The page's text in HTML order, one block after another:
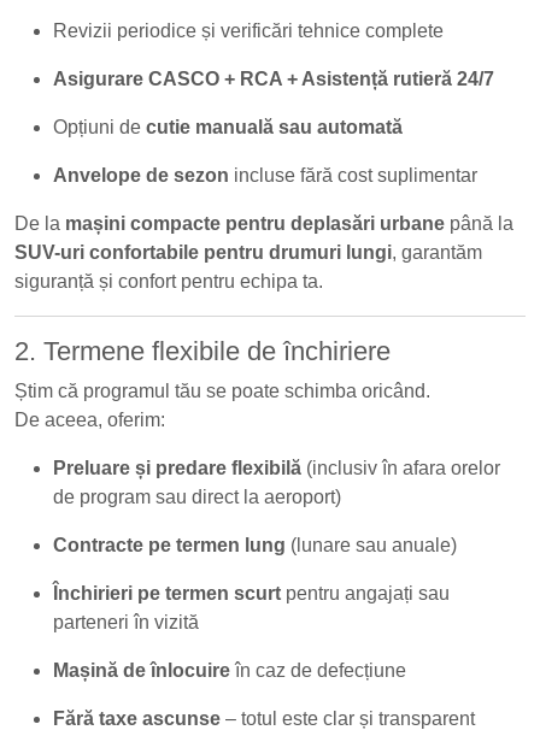
Revizii periodice și verificări tehnice complete
Asigurare CASCO + RCA + Asistență rutieră 24/7
Opțiuni de cutie manuală sau automată
Anvelope de sezon incluse fără cost suplimentar
De la mașini compacte pentru deplasări urbane până la
SUV-uri confortabile pentru drumuri lungi, garantăm
siguranță și confort pentru echipa ta.
2. Termene flexibile de închiriere
Știm că programul tău se poate schimba oricând.
De aceea, oferim:
Preluare și predare flexibilă (inclusiv în afara orelor
de program sau direct la aeroport)
Contracte pe termen lung (lunare sau anuale)
Închirieri pe termen scurt pentru angajați sau
parteneri în vizită
Mașină de înlocuireîn caz de defecțiune
Fără taxe ascunse – totul este clar și transparent